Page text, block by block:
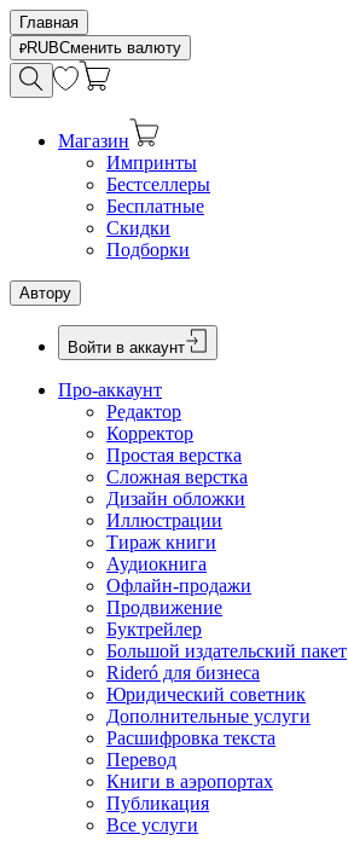
Главная
RUBСменить валюту
Магазин
Импринты
Бестселлеры
Бесплатные
Скидки
Подборки
Автору
Войти в аккаунт
Про-аккаунт
Редактор
Корректор
Простая верстка
Сложная верстка
Дизайн обложки
Иллюстрации
Тираж книги
Аудиокнига
Офлайн-продажи
Продвижение
Буктрейлер
Большой издательский пакет
Rideró для бизнеса
Юридический советник
Дополнительные услуги
Расшифровка текста
Перевод
Книги в аэропортах
Публикация
Все услуги